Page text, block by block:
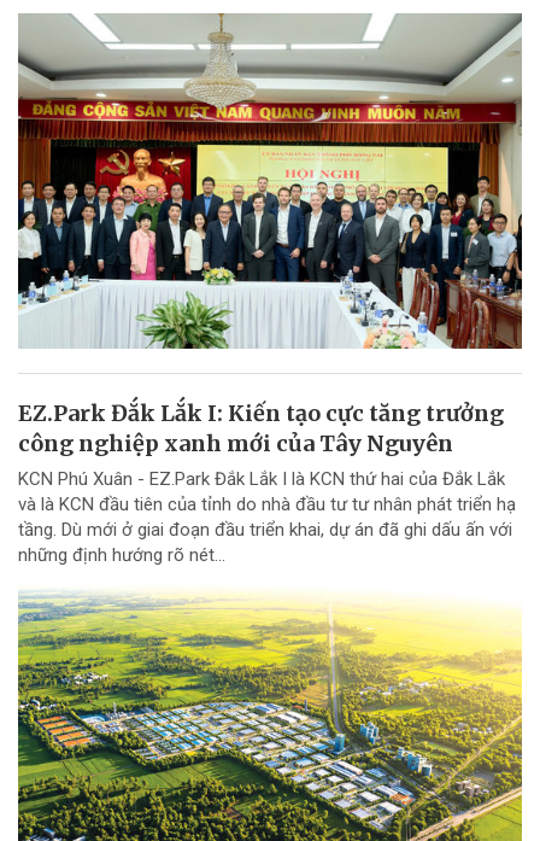
EZ.Park Đắk Lắk I: Kiến tạo cực tăng trưởng
công nghiệp xanh mới của Tây Nguyên
KCN Phú Xuân - EZ.Park Đắk Lắk I là KCN thứ hai của Đắk Lắk
và là KCN đầu tiên của tỉnh do nhà đầu tư tư nhân phát triển hạ
tầng. Dù mới ở giai đoạn đầu triển khai, dự án đã ghi dấu ấn với
những định hướng rõ nét...